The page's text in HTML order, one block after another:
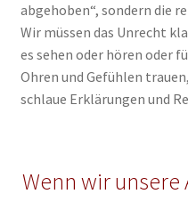
abgehoben“, sondern die
Wir müssen das Unrecht
es sehen oder hören oder
Ohren und Gefühlen
schlaue Erklärungen und
Wenn wir